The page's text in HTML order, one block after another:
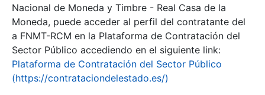
Nacional de Moneda y Timbre - Real Casa de la
Moneda, puede acceder al perfil del contratante del
a FNMT-RCM en la Plataforma de Contratación del
Sector Público accediendo en el siguiente link:
Plataforma de Contratación del Sector Público
(https://contrataciondelestado.es/)